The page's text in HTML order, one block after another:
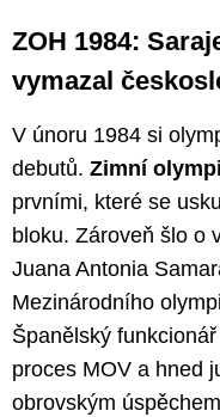
ZOH 1984:
vymazal
V únoru 1984 si
debutů. Zimní
prvními, které se
bloku. Zároveň šlo o
Juana Antonia
Mezinárodního
Španělský
proces MOV a hned
obrovským